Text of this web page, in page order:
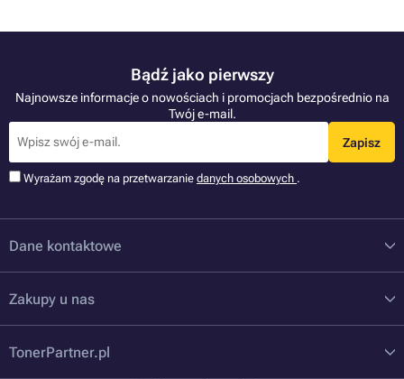
Bądź jako pierwszy
Najnowsze informacje o nowościach i promocjach bezpośrednio na
Twój e-mail.
Zapisz
Wyrażam zgodę na przetwarzanie danych osobowych .
Dane kontaktowe
Zakupy u nas
TonerPartner.pl